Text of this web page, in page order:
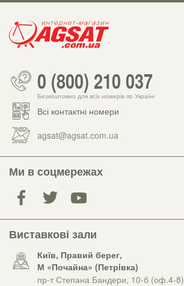
0 (800) 210 037
Безкоштовно для всіх номерів по Україні
Всі контактні номери
agsat@agsat.com.ua
Ми в соцмережах
Виставкові зали
Київ, Правий берег,
М «Почайна» (Петрiвка)
пр-т Степана Бандери, 10-б (оф.4-8)